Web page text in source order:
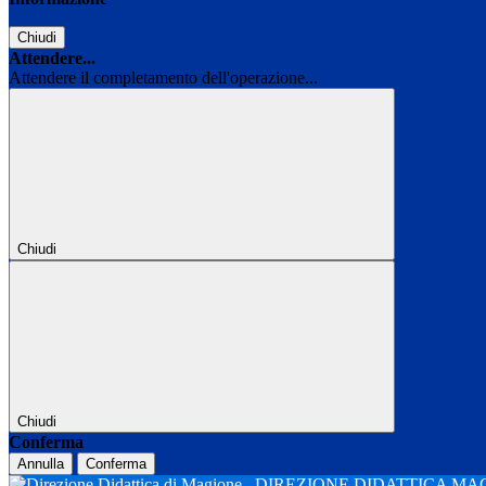
Chiudi
Attendere...
Attendere il completamento dell'operazione...
Chiudi
Chiudi
Conferma
Annulla Conferma